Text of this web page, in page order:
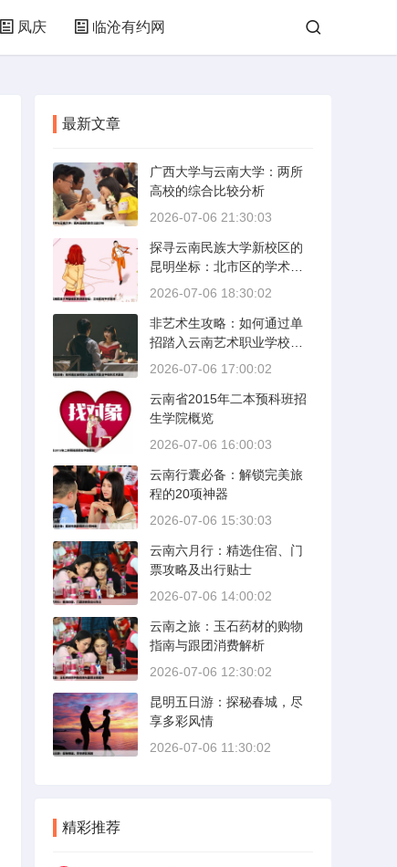
凤庆 临沧有约网
最新文章
广西大学与云南大学：两所
高校的综合比较分析
2026-07-06 21:30:03
探寻云南民族大学新校区的
昆明坐标：北市区的学术绿
洲
2026-07-06 18:30:02
非艺术生攻略：如何通过单
招踏入云南艺术职业学校的
艺术殿堂
2026-07-06 17:00:02
云南省2015年二本预科班招
生学院概览
2026-07-06 16:00:03
云南行囊必备：解锁完美旅
程的20项神器
2026-07-06 15:30:03
云南六月行：精选住宿、门
票攻略及出行贴士
2026-07-06 14:00:02
云南之旅：玉石药材的购物
指南与跟团消费解析
2026-07-06 12:30:02
昆明五日游：探秘春城，尽
享多彩风情
2026-07-06 11:30:02
精彩推荐